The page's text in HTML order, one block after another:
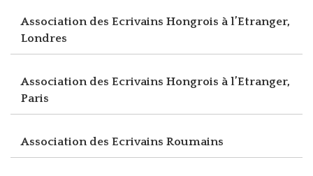
Association des Ecrivains Hongrois à l’Etranger,
Londres
Association des Ecrivains Hongrois à l’Etranger,
Paris
Association des Ecrivains Roumains